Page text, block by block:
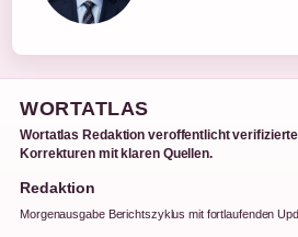
WORTATLAS
Wortatlas Redaktion veroffentlicht
Korrekturen mit klaren Quellen.
Redaktion
Morgenausgabe Berichtszyklus mit fortlaufenden